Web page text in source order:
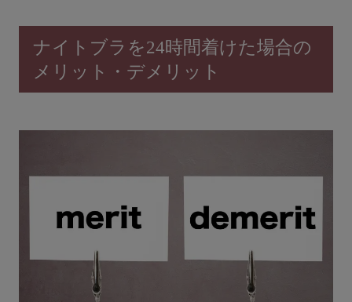
ナイトブラを24時間着けた場合の
メリット・デメリット